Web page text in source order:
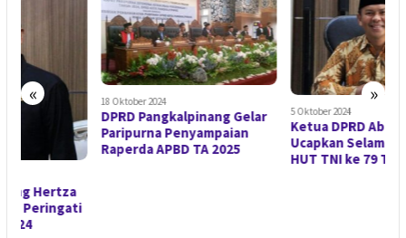
« »
18 Oktober 2024
DPRD Pangkalpinang Gelar
Paripurna Penyampaian
Raperda APBD TA 2025
5 Oktober 2024
Ketua DPRD Abang Hertza
Ucapkan Selamat Peringati
HUT TNI ke 79 Tahun 2024